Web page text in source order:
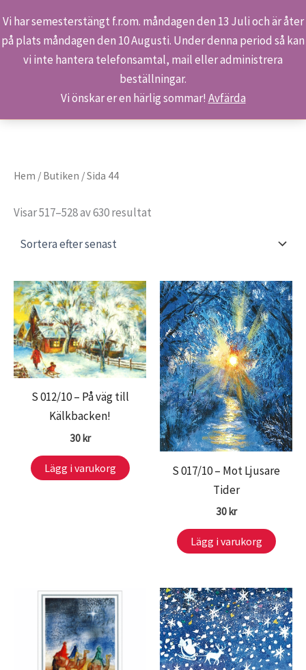
Vi har semesterstängt f.r.om. måndagen den 13 Juli och är åter
på plats måndagen den 10 Augusti. Under denna period så kan
vi inte hantera telefonsamtal, mail eller administrera
beställningar.
Vi önskar er en härlig sommar! Avfärda
Hoppa
Sök
Hem Butiken Sida 44
Hem / Butiken / Sida 44
Visar 517–528 av 630 resultat
S 012/10 – På väg till
Kälkbacken!
30kr
Lägg i varukorg
S 017/10 – Mot Ljusare
Tider
30kr
Lägg i varukorg